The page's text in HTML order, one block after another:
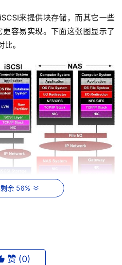
来提供块存储，而其它一些
容易实现。下面这张图显示了
。
一的。特定的有特别使用需求的
余 56%
赞 (0)